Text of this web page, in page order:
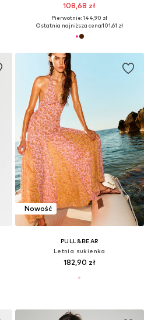
108,68 zł
Pierwotnie: 144,90 zł
Ostatnia najniższa cena:101,61 zł
Nowość
PULL&BEAR
Letnia sukienka
182,90 zł